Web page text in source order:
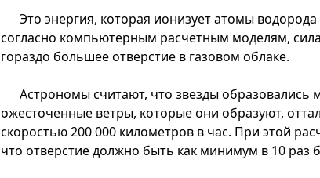
Это энергия, которая ионизует атомы
согласно компьютерным расчетным моделям,
гораздо большее отверстие в газовом облаке.
Астрономы считают, что звезды
ожесточенные ветры, которые они образуют,
скоростью 200 000 километров в час. При этой
что отверстие должно быть как минимум в 10 раз